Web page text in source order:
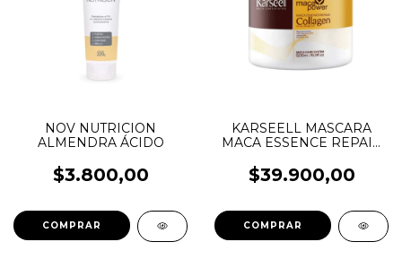
NOV NUTRICION
ALMENDRA ÁCIDO
$3.800,00
COMPRAR
KARSEELL MASCARA
MACA ESSENCE REPAIR
$39.900,00